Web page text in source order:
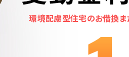
環境配慮型住宅のお借換